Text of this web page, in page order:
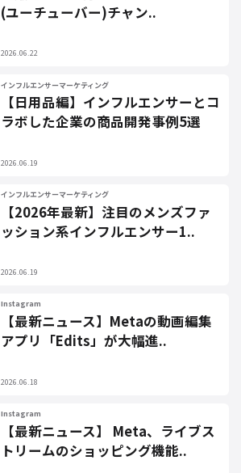
(ユーチューバー)チャン..
2026.06.22
インフルエンサーマーケティング
【日用品編】インフルエンサーとコ
ラボした企業の商品開発事例5選
2026.06.19
インフルエンサーマーケティング
【2026年最新】注目のメンズファ
ッション系インフルエンサー1..
2026.06.19
Instagram
【最新ニュース】Metaの動画編集
アプリ「Edits」が大幅進..
2026.06.18
Instagram
【最新ニュース】 Meta、ライブス
トリームのショッピング機能..